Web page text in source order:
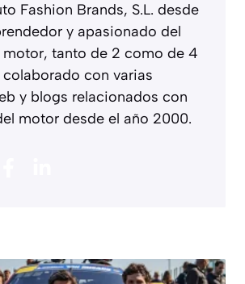
Fashion Brands, S.L. desde
y apasionado del
motor, tanto de 2 como de 4
colaborado con varias
y blogs relacionados con
motor desde el año 2000.